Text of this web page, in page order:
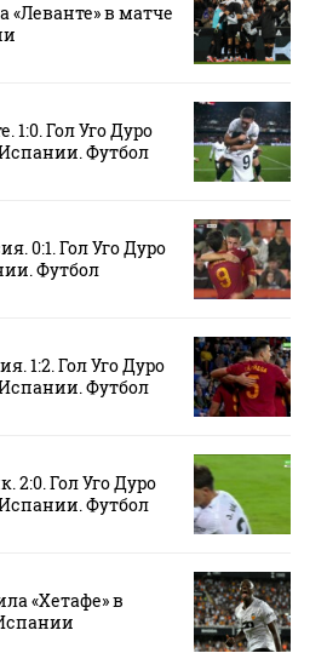
«Леванте» в матче
1:0. Гол Уго Дуро
Футбол
0:1. Гол Уго Дуро
Футбол
1:2. Гол Уго Дуро
Футбол
2:0. Гол Уго Дуро
Футбол
«Хетафе» в